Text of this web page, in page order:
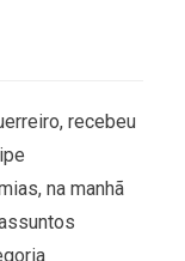
recebeu
na manhã